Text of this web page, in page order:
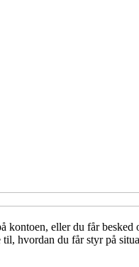
eller du får
hvordan du får styr på